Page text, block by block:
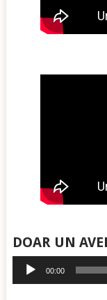
DOAR UN
Player
audio
00:00